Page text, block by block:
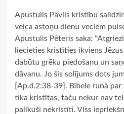
Apustulis Pāvils kristību
veica astoņu dienu veciem
Apustulis Pēteris saka:
liecieties kristīties ikviens
dabūtu grēku piedošanu un
dāvanu. Jo šis solījums dots
[Ap.d.2:38-39]. Bībele runā par
tika kristītas, taču nekur nav
palikuši nekristīti. Viss